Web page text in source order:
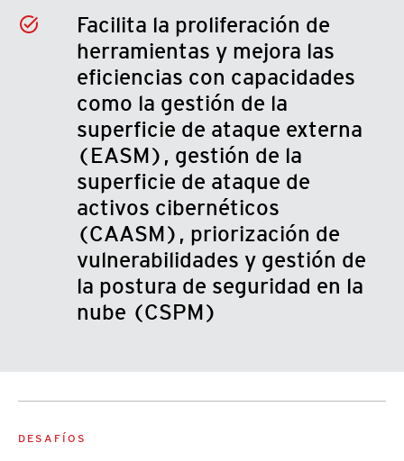
Facilita la proliferación de
herramientas y mejora las
eficiencias con capacidades
como la gestión de la
superficie de ataque externa
(EASM), gestión de la
superficie de ataque de
activos cibernéticos
(CAASM), priorización de
vulnerabilidades y gestión de
la postura de seguridad en la
nube (CSPM)
DESAFÍOS